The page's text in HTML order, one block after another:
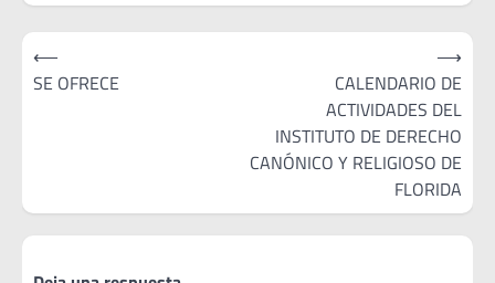
Navegación
de
⟵
SE OFRECE
CALENDARIO DE
ACTIVIDADES DEL
INSTITUTO DE DERECHO
CANÓNICO Y RELIGIOSO DE
FLORIDA
⟶